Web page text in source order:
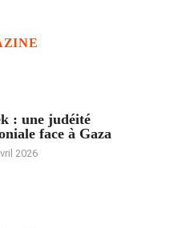
: une judéité
face à Gaza
2026